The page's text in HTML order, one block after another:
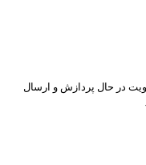
در حال پردازش و ارسال